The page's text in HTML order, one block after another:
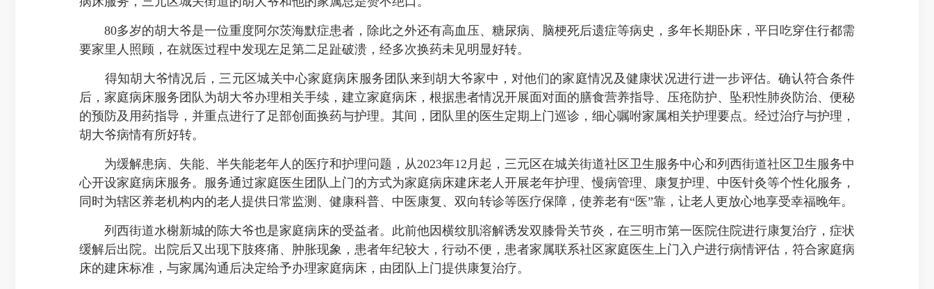
80多岁的胡大爷是一位重度阿尔茨海默症患者，除此之外还有高血压、糖尿病、脑梗死后遗症等病史，多年长期卧床，平日吃穿住行都需
要家里人照顾，在就医过程中发现左足第二足趾破溃，经多次换药未见明显好转。
得知胡大爷情况后，三元区城关中心家庭病床服务团队来到胡大爷家中，对他们的家庭情况及健康状况进行进一步评估。确认符合条件
后，家庭病床服务团队为胡大爷办理相关手续，建立家庭病床，根据患者情况开展面对面的膳食营养指导、压疮防护、坠积性肺炎防治、便秘
的预防及用药指导，并重点进行了足部创面换药与护理。其间，团队里的医生定期上门巡诊，细心嘱咐家属相关护理要点。经过治疗与护理，
胡大爷病情有所好转。
为缓解患病、失能、半失能老年人的医疗和护理问题，从2023年12月起，三元区在城关街道社区卫生服务中心和列西街道社区卫生服务中
心开设家庭病床服务。服务通过家庭医生团队上门的方式为家庭病床建床老人开展老年护理、慢病管理、康复护理、中医针灸等个性化服务，
同时为辖区养老机构内的老人提供日常监测、健康科普、中医康复、双向转诊等医疗保障，使养老有“医”靠，让老人更放心地享受幸福晚年。
列西街道水榭新城的陈大爷也是家庭病床的受益者。此前他因横纹肌溶解诱发双膝骨关节炎，在三明市第一医院住院进行康复治疗，症状
缓解后出院。出院后又出现下肢疼痛、肿胀现象，患者年纪较大，行动不便，患者家属联系社区家庭医生上门入户进行病情评估，符合家庭病
床的建床标准，与家属沟通后决定给予办理家庭病床，由团队上门提供康复治疗。